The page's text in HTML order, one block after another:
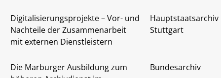
Digitalisierungsprojekte – Vor- und
Nachteile der Zusammenarbeit
mit externen Dienstleistern
Hauptstaatsarchiv
Stuttgart
Die Marburger Ausbildung zum
Bundesarchiv